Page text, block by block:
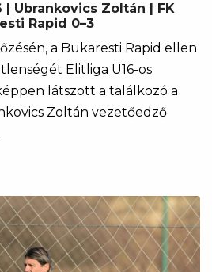
| Ubrankovics Zoltán | FK
Rapid 0–3
a Bukaresti Rapid ellen
Elitliga U16-os
látszott a találkozó a
Zoltán vezetőedző